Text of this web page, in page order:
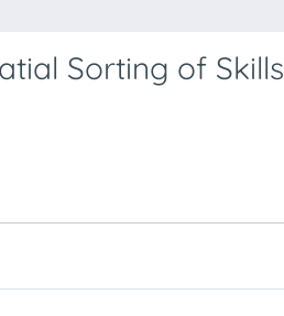
Sorting of Skills